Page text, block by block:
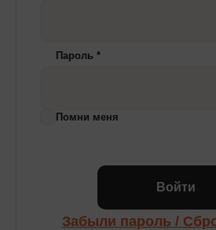
Пароль*
Помни меня
Войти
Забыли пароль /